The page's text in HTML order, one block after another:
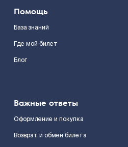
Помощь
База знаний
Где мой билет
Блог
Важные ответы
Оформление и покупка
Возврат и обмен билета